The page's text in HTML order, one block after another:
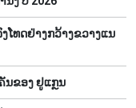
ໂທດຢ່າງກວ້າງຂວາງແນ
ນຂອງ ຢູແກຼນ